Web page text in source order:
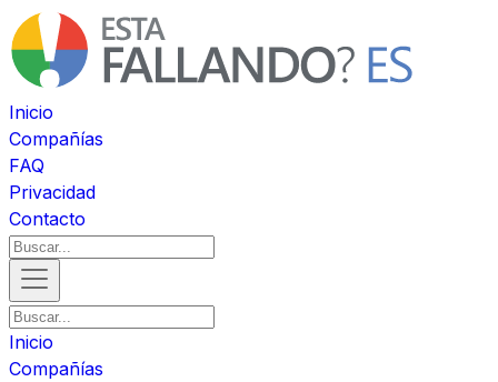
Inicio
Compañías
FAQ
Privacidad
Contacto
Inicio
Compañías